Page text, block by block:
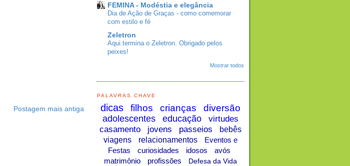
Postagem mais antiga
FEMINA - Modéstia e elegância
Dia de Ação de Graças - como comemorar
com estilo e fé
Zeletron
Aqui termina o Zeletron. Obrigado pelos
peixes!
Mostrar todos
PALAVRAS CHAVE
dicas filhos crianças diversão
adolescentes educação
virtudes
casamento
jovens passeios
bebês
viagens
relacionamentos
Eventos e
Festas
curiosidades idosos
avós
matrimônio
profissões
Defesa da Vida